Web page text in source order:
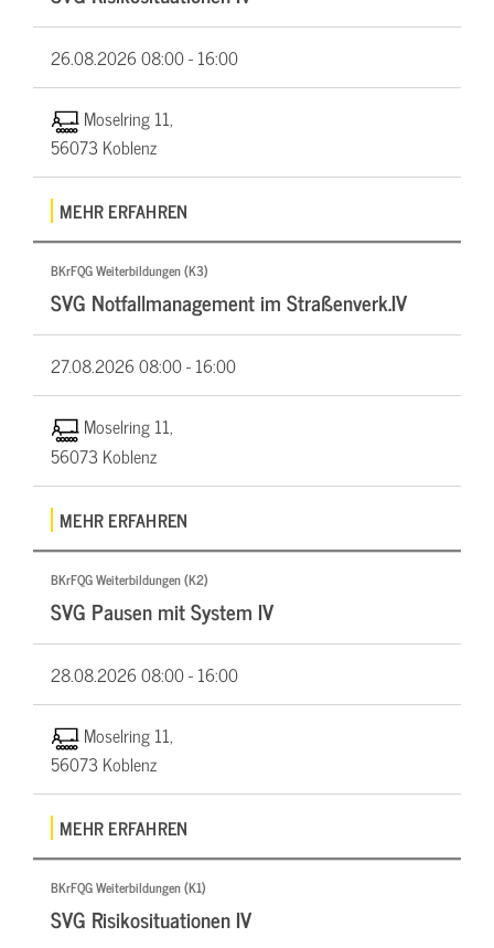
26.08.202608:00 - 16:00
Moselring 11,
56073 Koblenz
MEHR ERFAHREN
BKrFQG Weiterbildungen (K3)
SVG Notfallmanagement im Straßenverk.IV
27.08.202608:00 - 16:00
Moselring 11,
56073 Koblenz
MEHR ERFAHREN
BKrFQG Weiterbildungen (K2)
SVG Pausen mit System IV
28.08.202608:00 - 16:00
Moselring 11,
56073 Koblenz
MEHR ERFAHREN
BKrFQG Weiterbildungen (K1)
SVG Risikosituationen IV